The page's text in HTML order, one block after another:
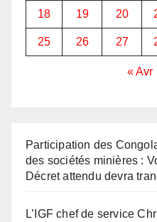
18 19 20
25 26 27
« Avr
Participation des
des sociétés minières :
Décret attendu devra
L’IGF chef de service